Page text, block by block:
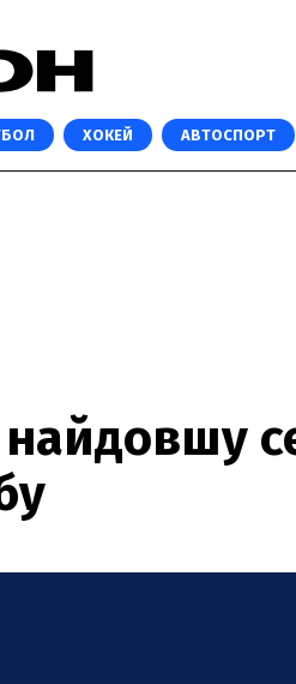
ХОКЕЙ АВТОСПОРТ